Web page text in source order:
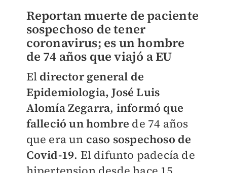
Reportan muerte de paciente
sospechoso de tener
coronavirus; es un hombre
de 74 años que viajó a EU
El director general de
Epidemiologia, José Luis
Alomía Zegarra, informó que
falleció un hombre de 74 años
que era un caso sospechoso de
Covid-19. El difunto padecía de